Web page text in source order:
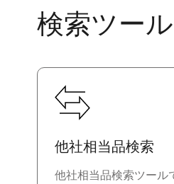
検索ツール
他社相当品検索
他社相当品検索ツール